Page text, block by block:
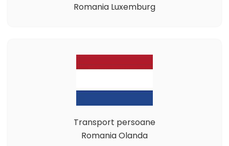
Romania Luxemburg
Transport persoane
Romania Olanda